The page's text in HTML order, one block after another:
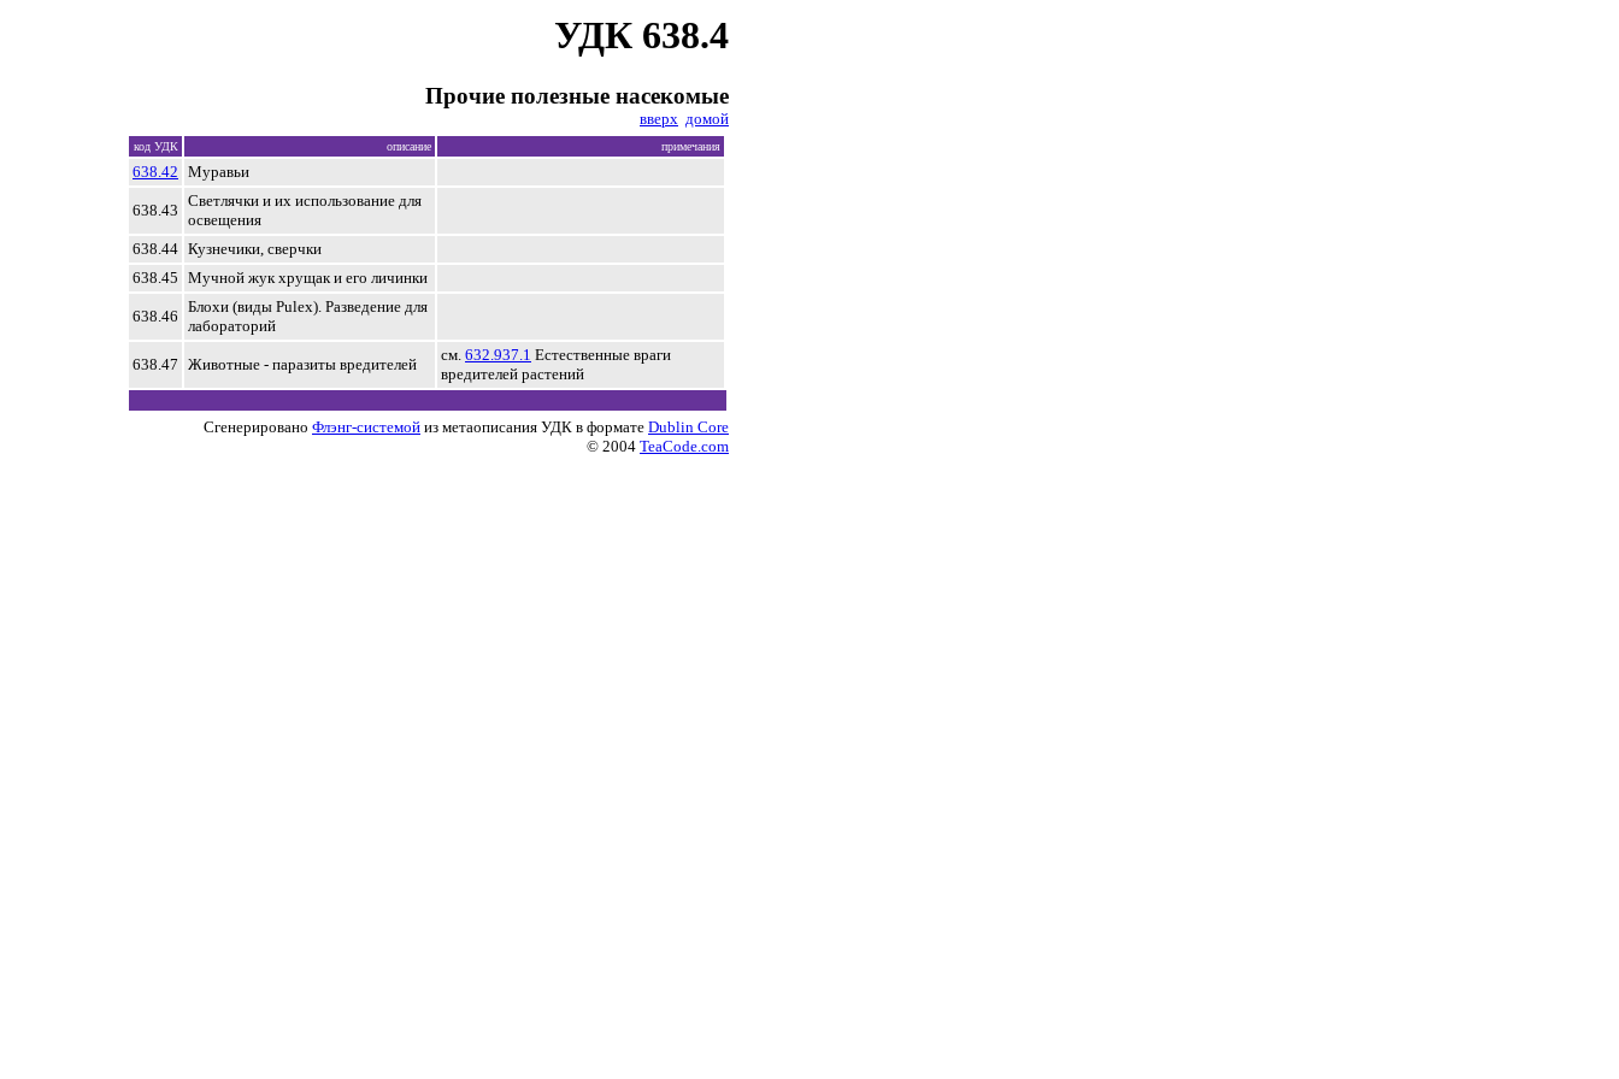
УДК 638.4
Прочие полезные насекомые
вверх домой
код УДК описание примечания
638.42 Муравьи
638.43
Светлячки и их использование для
освещения
638.44 Кузнечики, сверчки
638.45 Мучной жук хрущак и его личинки
638.46
Блохи (виды Pulex). Разведение для
лабораторий
638.47 Животные - паразиты вредителей
см. 632.937.1 Естественные враги
вредителей растений
Сгенерировано Флэнг-системой из метаописания УДК в формате Dublin Core
© 2004 TeaCode.com